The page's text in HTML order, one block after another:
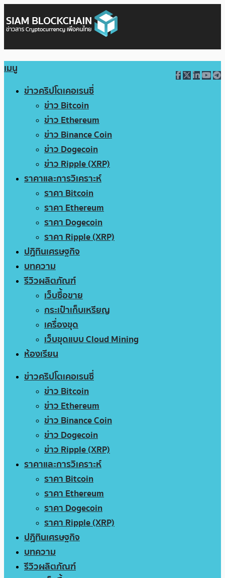
เมนู
ข่าวคริปโตเคอเรนซี่
ข่าว Bitcoin
ข่าว Ethereum
ข่าว Binance Coin
ข่าว Dogecoin
ข่าว Ripple (XRP)
ราคาและการวิเคราะห์
ราคา Bitcoin
ราคา Ethereum
ราคา Dogecoin
ราคา Ripple (XRP)
ปฏิทินเศรษฐกิจ
บทความ
รีวิวผลิตภัณฑ์
เว็บซื้อขาย
กระเป๋าเก็บเหรียญ
เครื่องขุด
เว็บขุดแบบ Cloud Mining
ห้องเรียน
ข่าวคริปโตเคอเรนซี่
ข่าว Bitcoin
ข่าว Ethereum
ข่าว Binance Coin
ข่าว Dogecoin
ข่าว Ripple (XRP)
ราคาและการวิเคราะห์
ราคา Bitcoin
ราคา Ethereum
ราคา Dogecoin
ราคา Ripple (XRP)
ปฏิทินเศรษฐกิจ
บทความ
รีวิวผลิตภัณฑ์